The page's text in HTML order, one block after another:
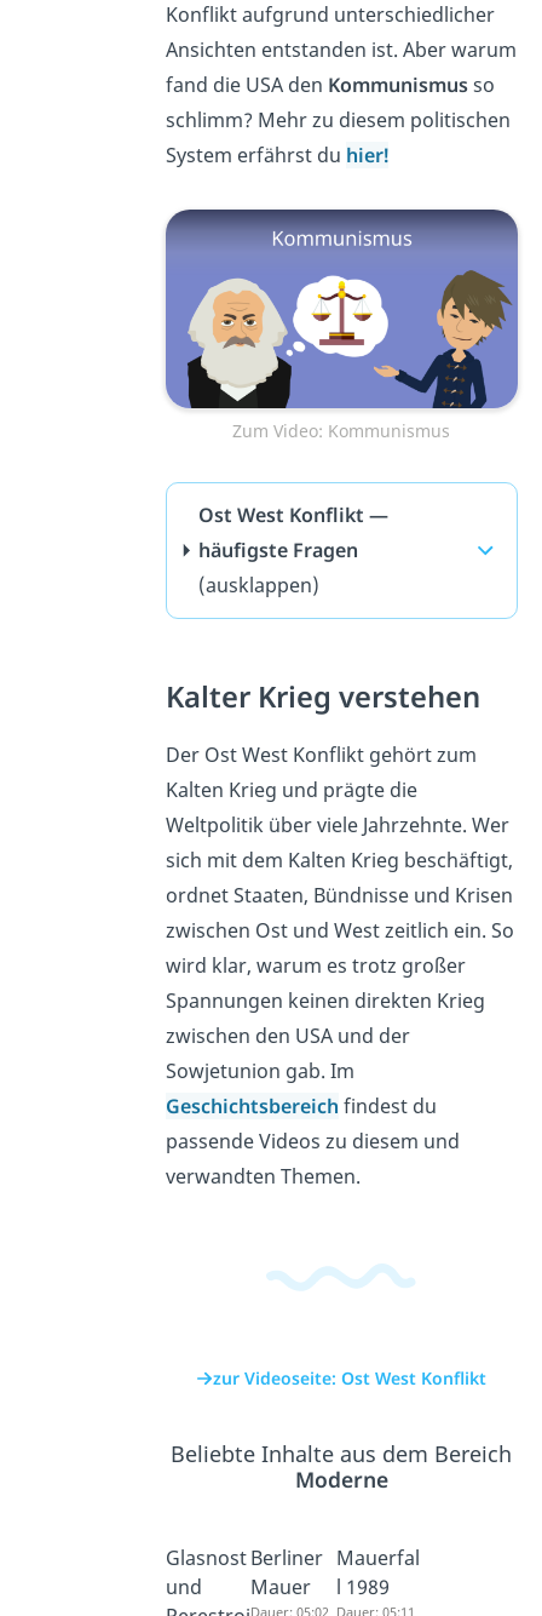
Konflikt aufgrund unterschiedlicher
Ansichten entstanden ist. Aber warum
fand die USA den Kommunismusso
schlimm? Mehr zu diesem politischen
System erfährst du hier!
Zum Video: Kommunismus
Ost West Konflikt —
häufigste Fragen
(ausklappen)
Kalter Krieg verstehen
Der Ost West Konflikt gehört zum
Kalten Krieg und prägte die
Weltpolitik über viele Jahrzehnte. Wer
sich mit dem Kalten Krieg beschäftigt,
ordnet Staaten, Bündnisse und Krisen
zwischen Ost und West zeitlich ein. So
wird klar, warum es trotz großer
Spannungen keinen direkten Krieg
zwischen den USA und der
Sowjetunion gab. Im
Geschichtsbereich findest du
passende Videos zu diesem und
verwandten Themen.
zur Videoseite: Ost West Konflikt
Beliebte Inhalte aus dem Bereich
Moderne
Glasnost
und
Berliner
Mauer
Dauer: 05:02
Mauerfal
l 1989
Dauer: 05:11